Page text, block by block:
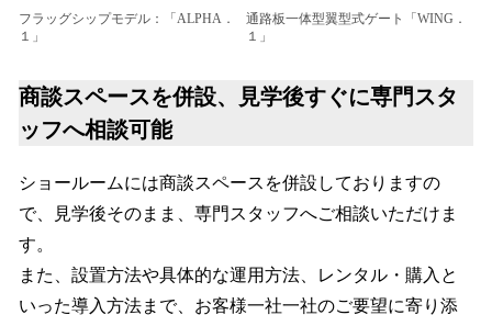
フラッグシップモデル：「ALPHA．
１」
通路板一体型翼型式ゲート「WING．
１」
商談スペースを併設、見学後すぐに専門スタ
ッフへ相談可能
ショールームには商談スペースを併設しておりますの
で、見学後そのまま、専門スタッフへご相談いただけま
す。
また、設置方法や具体的な運用方法、レンタル・購入と
いった導入方法まで、お客様一社一社のご要望に寄り添